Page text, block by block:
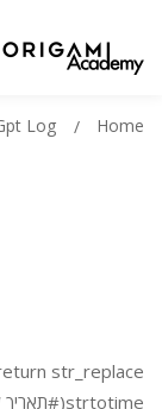
Home
Log
strtotime(#תאריך לידה#)) / (60 * 60 * 24 * 365);